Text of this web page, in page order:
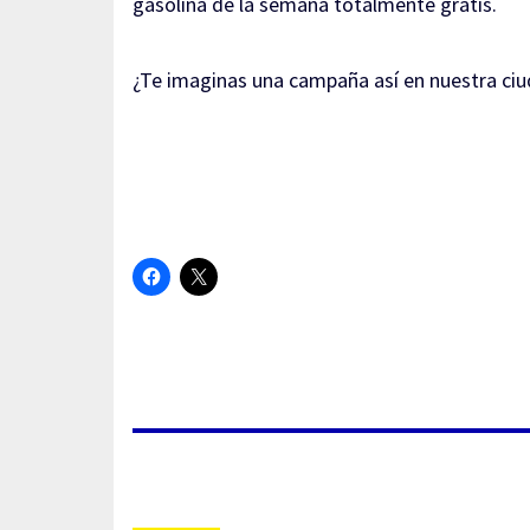
¿Te imaginas una campaña así en nuestra